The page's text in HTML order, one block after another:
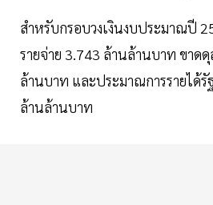
สำหรับกรอบวงเงินงบประมาณปี
รายจ่าย 3.743 ล้านล้านบาท ขาด
ล้านบาท และประมาณการรายได้
ล้านล้านบาท